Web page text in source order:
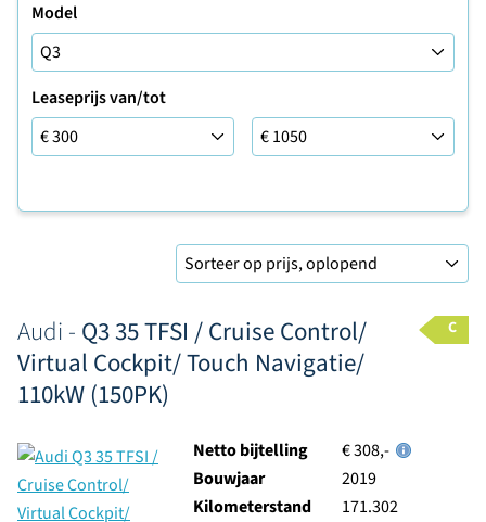
Model
Leaseprijs van/tot
Leaseprijs tot
Audi - Q3 35 TFSI / Cruise Control/
Virtual Cockpit/ Touch Navigatie/
110kW (150PK)
C
Netto bijtelling
€ 308,-
Bouwjaar
2019
Kilometerstand
171.302